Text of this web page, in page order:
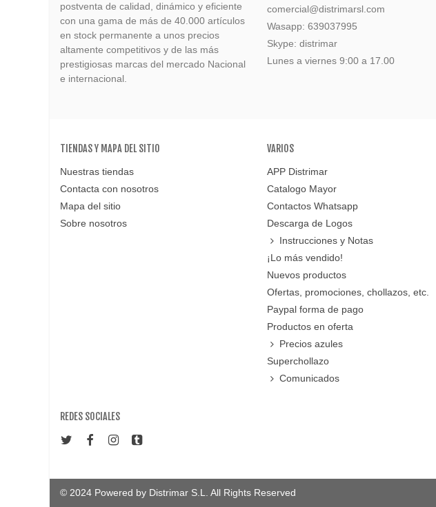
postventa de calidad, dinámico y eficiente
con una gama de más de 40.000 artículos
en stock permanente a unos precios
altamente competitivos y de las más
prestigiosas marcas del mercado Nacional
e internacional.
comercial@distrimarsl.com
Wasapp: 639037995
Skype: distrimar
Lunes a viernes 9:00 a 17.00
TIENDAS Y MAPA DEL SITIO
Nuestras tiendas
Contacta con nosotros
Mapa del sitio
Sobre nosotros
VARIOS
APP Distrimar
Catalogo Mayor
Contactos Whatsapp
Descarga de Logos
Instrucciones y Notas
¡Lo más vendido!
Nuevos productos
Ofertas, promociones, chollazos, etc.
Paypal forma de pago
Productos en oferta
Precios azules
Superchollazo
Comunicados
REDES SOCIALES
© 2024 Powered by Distrimar S.L. All Rights Reserved